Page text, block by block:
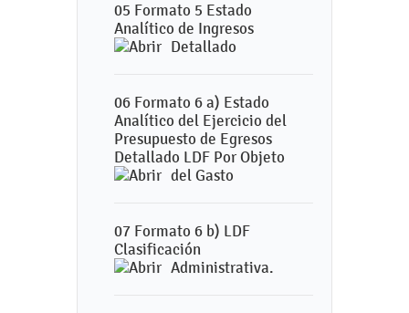
05 Formato 5 Estado
Analítico de Ingresos
Detallado
06 Formato 6 a) Estado
Analítico del Ejercicio del
Presupuesto de Egresos
Detallado LDF Por Objeto
del Gasto
07 Formato 6 b) LDF
Clasificación
Administrativa.